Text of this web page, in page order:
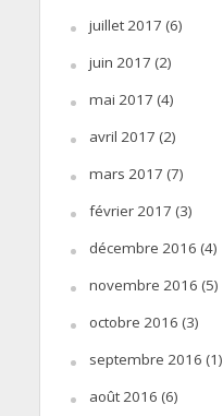
juillet 2017 (6)
juin 2017 (2)
mai 2017 (4)
avril 2017 (2)
mars 2017 (7)
février 2017 (3)
décembre 2016 (4)
novembre 2016 (5)
octobre 2016 (3)
septembre 2016 (1)
août 2016 (6)